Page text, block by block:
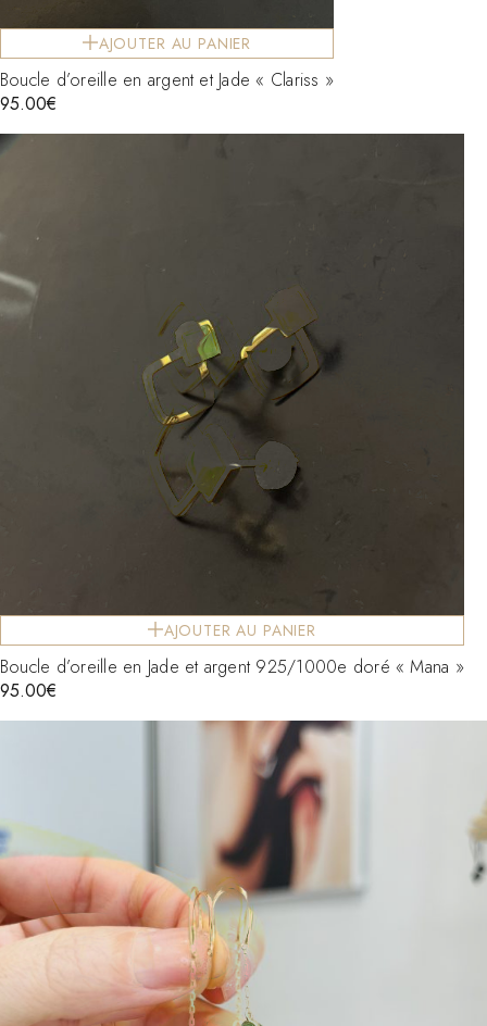
AJOUTER AU PANIER
Boucle d’oreille en argent et Jade « Clariss »
95.00€
AJOUTER AU PANIER
Boucle d’oreille en Jade et argent 925/1000e doré « Mana »
95.00€